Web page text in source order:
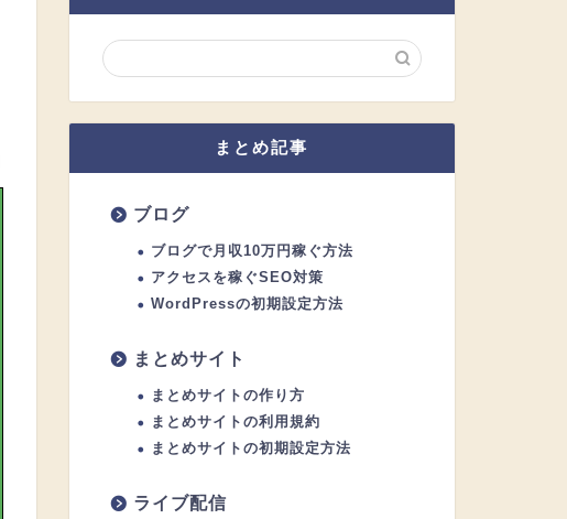
まとめ記事
ブログ
ブログで月収10万円稼ぐ方法
アクセスを稼ぐSEO対策
WordPressの初期設定方法
まとめサイト
まとめサイトの作り方
まとめサイトの利用規約
まとめサイトの初期設定方法
ライブ配信